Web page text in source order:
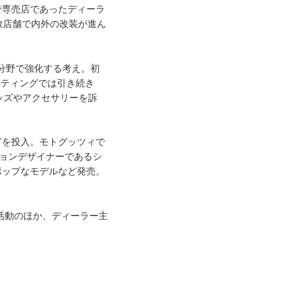
売店であったディーラ
舗で内外の改装が進ん
野で強化する考え。初
ィングでは引き続き
やアクセサリーを訴
投入。モトグッツィで
ンデザイナーであるシ
プなモデルなど発売。
動のほか、ディーラー主